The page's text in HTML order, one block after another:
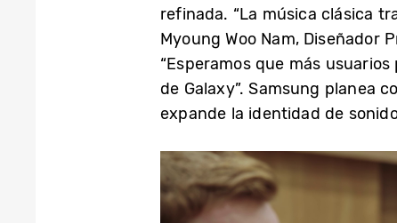
refinada. “La música clásica
Myoung Woo Nam, Diseñador
“Esperamos que más
de Galaxy”. Samsung planea
expande la identidad de